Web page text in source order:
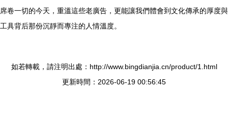
席卷一切的今天，重溫這些老廣告，更能讓我們體會到文化傳承的厚度與
工具背后那份沉靜而專注的人情溫度。
如若轉載，請注明出處：http://www.bingdianjia.cn/product/1.html
更新時間：2026-06-19 00:56:45